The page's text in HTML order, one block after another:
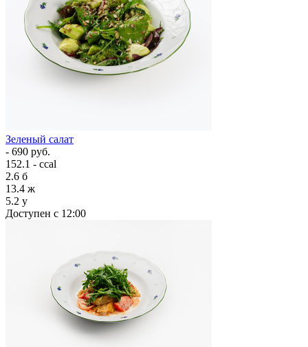
Зеленый салат
- 690 руб.
152.1 - ccal
2.6 б
13.4 ж
5.2 у
Доступен с 12:00